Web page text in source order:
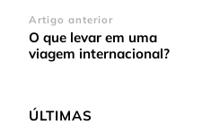
Navegação
de
Artigo anterior
O que levar em uma
viagem internacional?
ÚLTIMAS